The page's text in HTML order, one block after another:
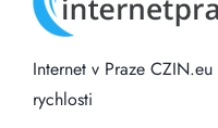
Internet v Praze CZIN.eu
rychlosti